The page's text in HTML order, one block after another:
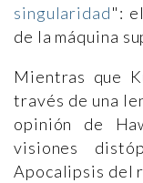
singularidad":
de la máquina
Mientras que
través de una
opinión de
visiones
Apocalipsis del